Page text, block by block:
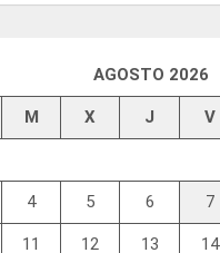
AGOSTO 2026
M X J V
4 5 6 7
11 12 13 14